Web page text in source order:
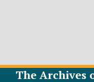
The Archives